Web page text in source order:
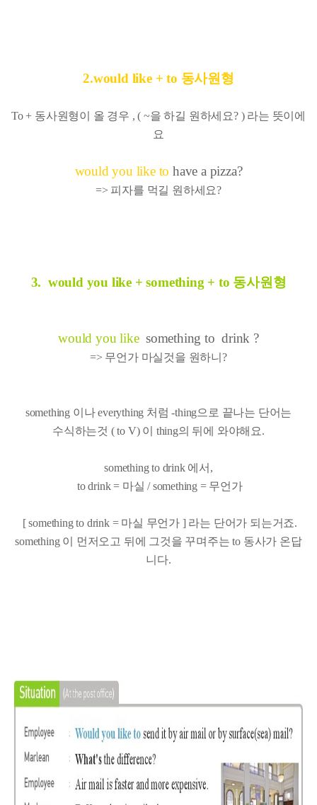
2.would like + to 동사원형
To + 동사원형이 올 경우 , ( ~을 하길 원하세요? ) 라는 뜻이에
요
would you like to have a pizza?
=> 피자를 먹길 원하세요?
3. would you like + something + to 동사원형
would you like something to drink ?
=> 무언가 마실것을 원하니?
something 이나 everything 처럼 -thing으로 끝나는 단어는
수식하는것 ( to V) 이 thing의 뒤에 와야해요.
something to drink 에서,
to drink = 마실 / something = 무언가
[ something to drink = 마실 무언가 ] 라는 단어가 되는거죠.
something 이 먼저오고 뒤에 그것을 꾸며주는 to 동사가 온답
니다.